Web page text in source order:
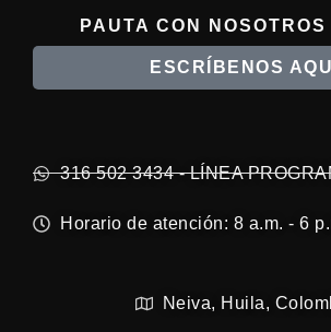
PAUTA CON NOSOTROS
ESCRÍBENOS AQUÍ
316 502 3434 - LÍNEA
Horario de atención: 8 a.m. - 6
Neiva, Huila,